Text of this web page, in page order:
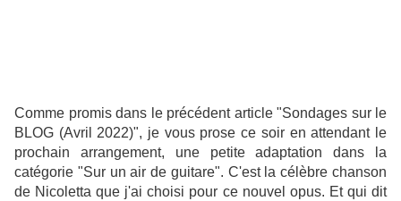
Comme promis dans le précédent article "Sondages sur le
BLOG (Avril 2022)", je vous prose ce soir en attendant le
prochain arrangement, une petite adaptation dans la
catégorie "Sur un air de guitare". C'est la célèbre chanson
de Nicoletta que j'ai choisi pour ce nouvel opus. Et qui dit